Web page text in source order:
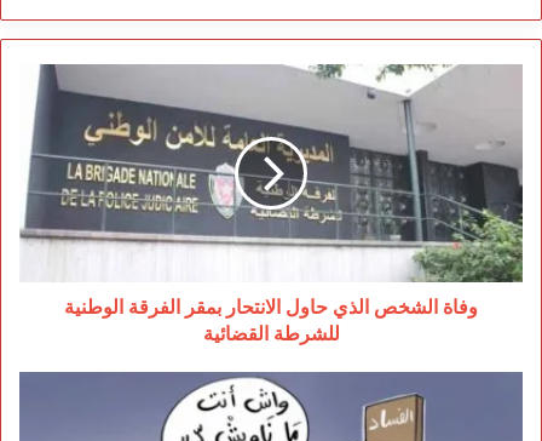
وفاة
حاول
الانتحار
بمقر
الفرقة
الوطنية
للشرطة
القضائية
وفاة الشخص الذي حاول الانتحار بمقر الفرقة الوطنية
للشرطة القضائية
تكلفة